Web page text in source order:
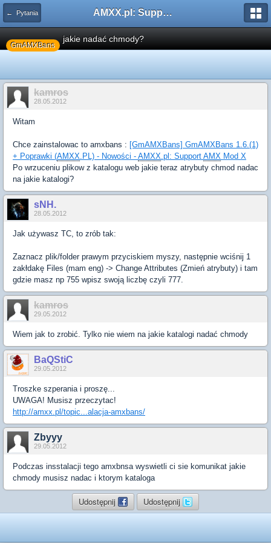
← Pytania AMXX.pl: Support AMX Mod X i SourceMod
GmAMXBans
jakie nadać chmody?
kamros
28.05.2012
Witam
Chce zainstalowac to amxbans : [GmAMXBans] GmAMXBans 1.6.(1)
+ Poprawki (AMXX.PL) - Nowości - AMXX.pl: Support AMX Mod X
Po wrzuceniu plikow z katalogu web jakie teraz atrybuty chmod nadac
na jakie katalogi?
sNH.
28.05.2012
Jak używasz TC, to zrób tak:
Zaznacz plik/folder prawym przyciskiem myszy, następnie wciśnij 1
zakłdakę Files (mam eng) -> Change Attributes (Zmień atrybuty) i tam
gdzie masz np 755 wpisz swoją liczbę czyli 777.
kamros
29.05.2012
Wiem jak to zrobić. Tylko nie wiem na jakie katalogi nadać chmody
BaQStiC
29.05.2012
Troszke szperania i proszę...
UWAGA! Musisz przeczytac!
http://amxx.pl/topic...alacja-amxbans/
Zbyyy
29.05.2012
Podczas insstalacji tego amxbnsa wyswietli ci sie komunikat jakie
chmody musisz nadac i ktorym kataloga
Udostępnij Udostępnij